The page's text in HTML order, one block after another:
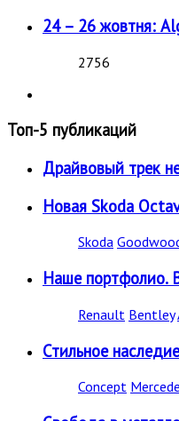
24 – 26 жовтня:
2756
Топ-5 публикаций
Драйвовый трек
Новая Skoda
Skoda
Наше портфолио.
Renault Bentley
Стильное
Concept